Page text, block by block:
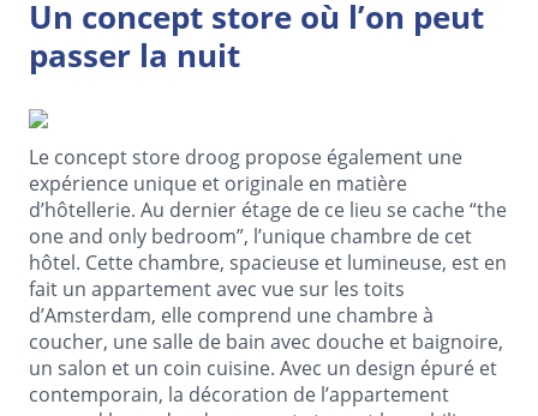
Un concept store où l’on peut
passer la nuit
Le concept store droog propose également une
expérience unique et originale en matière
d’hôtellerie. Au dernier étage de ce lieu se cache “the
one and only bedroom”, l’unique chambre de cet
hôtel. Cette chambre, spacieuse et lumineuse, est en
fait un appartement avec vue sur les toits
d’Amsterdam, elle comprend une chambre à
coucher, une salle de bain avec douche et baignoire,
un salon et un coin cuisine. Avec un design épuré et
contemporain, la décoration de l’appartement